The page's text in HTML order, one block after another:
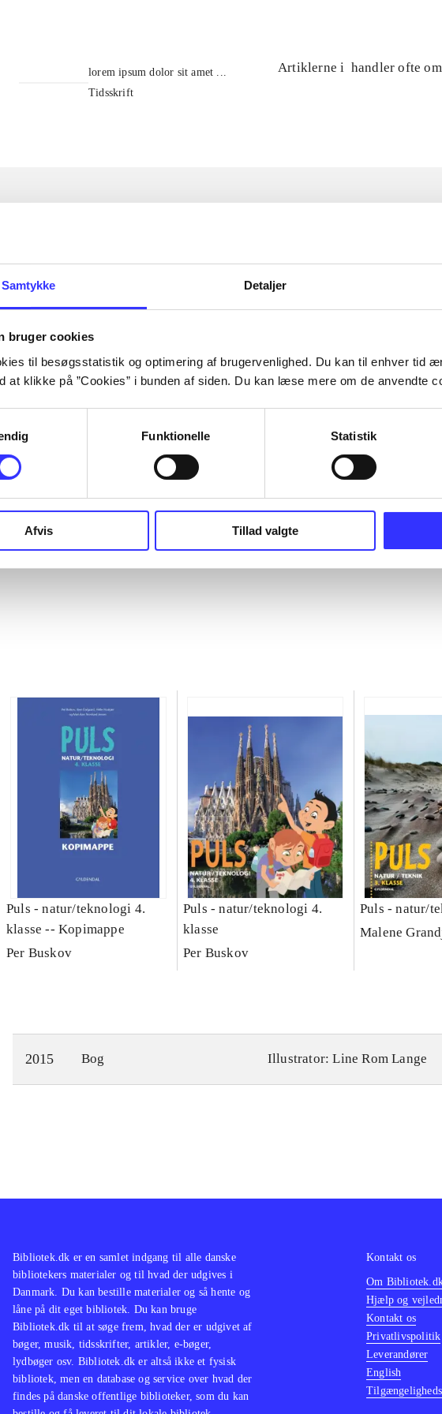
Samtykke Detaljer
bruger cookies
til besøgsstatistik og optimering af brugervenlighed. Du kan til enhver tid
at klikke på ”Cookies” i bunden af siden. Du kan læse mere om de anvendte
Funktionelle Statistik
Afvis Tillad valgte
lorem ipsum dolor sit amet ...
Tidsskrift
Artiklerne i handler ofte om
...
Puls - natur/teknologi 4.
klasse -- Kopimappe
Per Buskov
Puls - natur/teknologi 4.
klasse
Per Buskov
Puls - natur/
Malene
2015 Bog Illustrator: Line Rom Lange
Bibliotek.dk er en samlet indgang til alle danske
bibliotekers materialer og til hvad der udgives i
Danmark. Du kan bestille materialer og så hente og
låne på dit eget bibliotek. Du kan bruge
Bibliotek.dk til at søge frem, hvad der er udgivet af
bøger, musik, tidsskrifter, artikler, e-bøger,
lydbøger osv. Bibliotek.dk er altså ikke et fysisk
bibliotek, men en database og service over hvad der
findes på danske offentlige biblioteker, som du kan
Kontakt os
Om
Hjælp og
Kontakt os
Privatlivspolitik
Leverandører
English